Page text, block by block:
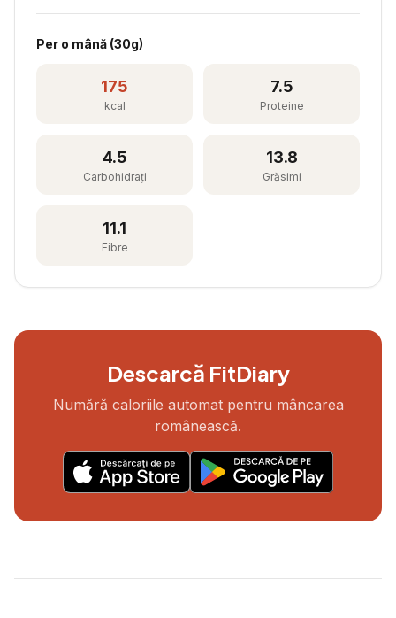
Per o mână (30g)
175
kcal
7.5
Proteine
4.5
Carbohidrați
13.8
Grăsimi
11.1
Fibre
Descarcă FitDiary
Numără caloriile automat pentru mâncarea
românească.